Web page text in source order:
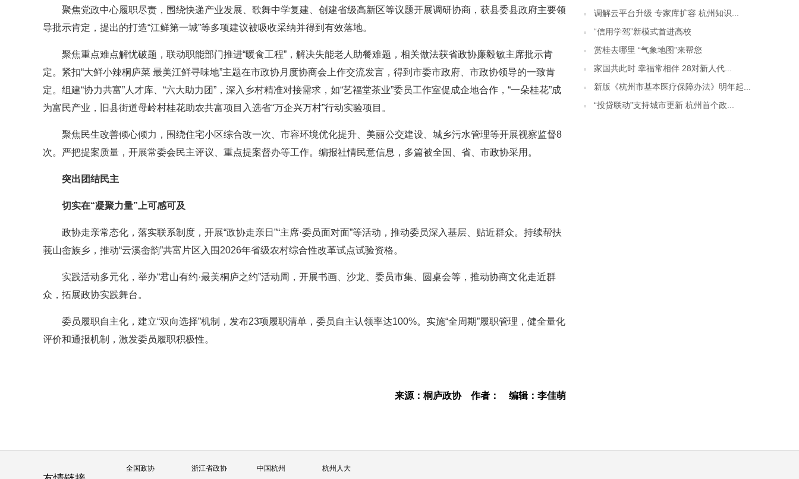
聚焦党政中心履职尽责，围绕快递产业发展、歌舞中学复建、创建省级高新区等议题开展调研协商，获县委县政府主要领
导批示肯定，提出的打造“江鲜第一城”等多项建议被吸收采纳并得到有效落地。
聚焦重点难点解忧破题，联动职能部门推进“暖食工程”，解决失能老人助餐难题，相关做法获省政协廉毅敏主席批示肯
定。紧扣“大鲜小辣桐庐菜 最美江鲜寻味地”主题在市政协月度协商会上作交流发言，得到市委市政府、市政协领导的一致肯
定。组建“协力共富”人才库、“六大助力团”，深入乡村精准对接需求，如“艺福堂茶业”委员工作室促成企地合作，“一朵桂花”成
为富民产业，旧县街道母岭村桂花助农共富项目入选省“万企兴万村”行动实验项目。
聚焦民生改善倾心倾力，围绕住宅小区综合改一次、市容环境优化提升、美丽公交建设、城乡污水管理等开展视察监督8
次。严把提案质量，开展常委会民主评议、重点提案督办等工作。编报社情民意信息，多篇被全国、省、市政协采用。
突出团结民主
切实在“凝聚力量”上可感可及
政协走亲常态化，落实联系制度，开展“政协走亲日”“主席·委员面对面”等活动，推动委员深入基层、贴近群众。持续帮扶
莪山畲族乡，推动“云溪畲韵”共富片区入围2026年省级农村综合性改革试点试验资格。
实践活动多元化，举办“君山有约·最美桐庐之约”活动周，开展书画、沙龙、委员市集、圆桌会等，推动协商文化走近群
众，拓展政协实践舞台。
委员履职自主化，建立“双向选择”机制，发布23项履职清单，委员自主认领率达100%。实施“全周期”履职管理，健全量化
评价和通报机制，激发委员履职积极性。
来源：桐庐政协 作者： 编辑：李佳萌
调解云平台升级 专家库扩容 杭州知识...
“信用学驾”新模式首进高校
赏桂去哪里 “气象地图”来帮您
家国共此时 幸福常相伴 28对新人代...
新版《杭州市基本医疗保障办法》明年起...
“投贷联动”支持城市更新 杭州首个政...
全国政协 浙江省政协 中国杭州 杭州人大